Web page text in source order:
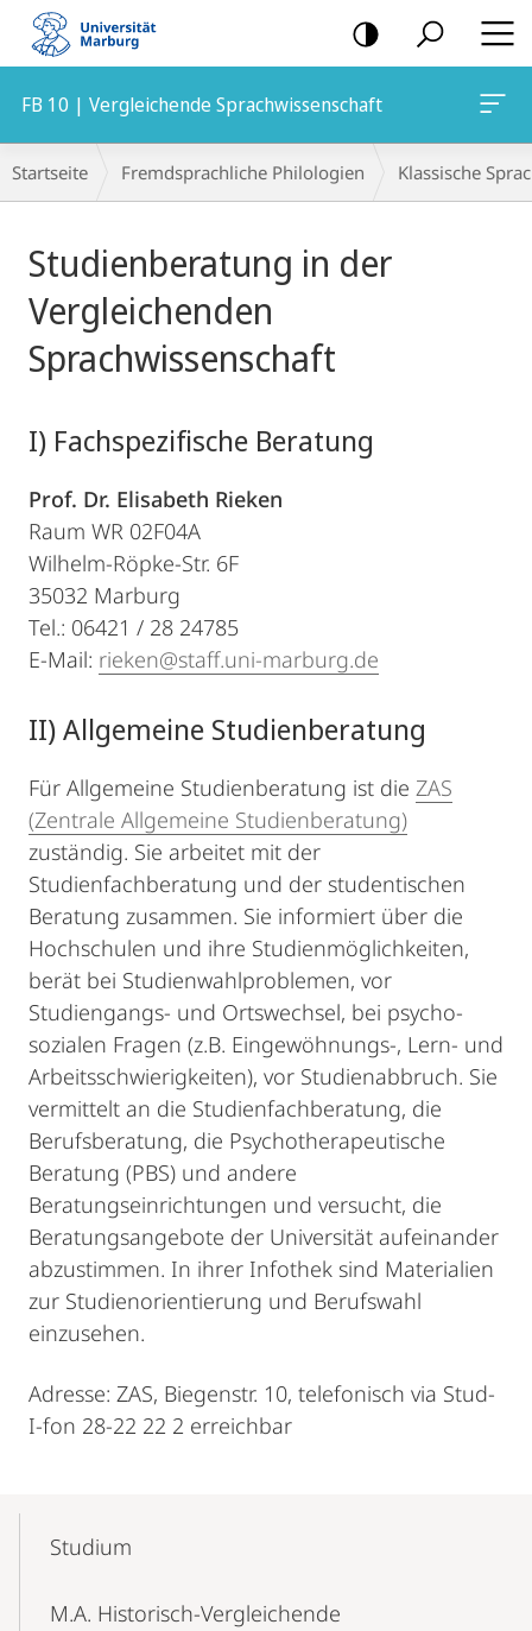
Mobile-
Navigation
FB 10 | Vergleichende Sprachwissenschaft
Breadcrumb-
Navigation
Startseite Fremdsprachliche Philologien Klassische
Studienberatung in der
Vergleichenden
Sprachwissenschaft
I) Fachspezifische Beratung
Prof. Dr. Elisabeth Rieken
Raum WR 02F04A
Wilhelm-Röpke-Str. 6F
35032 Marburg
Tel.: 06421 / 28 24785
E-Mail: rieken@staff.uni-marburg.de
II) Allgemeine Studienberatung
Für Allgemeine Studienberatung ist die ZAS
(Zentrale Allgemeine Studienberatung)
zuständig. Sie arbeitet mit der
Studienfachberatung und der studentischen
Beratung zusammen. Sie informiert über die
Hochschulen und ihre Studienmöglichkeiten,
berät bei Studienwahlproblemen, vor
Studiengangs- und Ortswechsel, bei psycho-
sozialen Fragen (z.B. Eingewöhnungs-, Lern- und
Arbeitsschwierigkeiten), vor Studienabbruch. Sie
vermittelt an die Studienfachberatung, die
Berufsberatung, die Psychotherapeutische
Beratung (PBS) und andere
Beratungseinrichtungen und versucht, die
Beratungsangebote der Universität aufeinander
abzustimmen. In ihrer Infothek sind Materialien
zur Studienorientierung und Berufswahl
einzusehen.
Adresse: ZAS, Biegenstr. 10, telefonisch via Stud-
I-fon 28-22 22 2 erreichbar
NavigationStudium
M.A. Historisch-Vergleichende